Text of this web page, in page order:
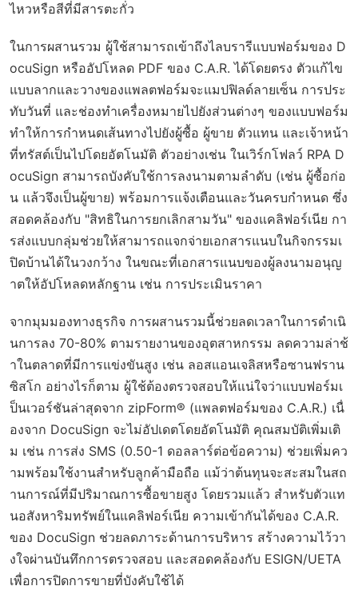
ไหวหรือสีที่มีสารตะกั่ว
ในการผสานรวม ผู้ใช้สามารถเข้าถึงไลบรารีแบบฟอร์มของ D
ocuSign หรืออัปโหลด PDF ของ C.A.R. ได้โดยตรง ตัวแก้ไข
แบบลากและวางของแพลตฟอร์มจะแมปฟิลด์ลายเซ็น การประ
ทับวันที่ และช่องทำเครื่องหมายไปยังส่วนต่างๆ ของแบบฟอร์ม
ทำให้การกำหนดเส้นทางไปยังผู้ซื้อ ผู้ขาย ตัวแทน และเจ้าหน้า
ที่ทรัสต์เป็นไปโดยอัตโนมัติ ตัวอย่างเช่น ในเวิร์กโฟลว์ RPA D
ocuSign สามารถบังคับใช้การลงนามตามลำดับ (เช่น ผู้ซื้อก่อ
น แล้วจึงเป็นผู้ขาย) พร้อมการแจ้งเตือนและวันครบกำหนด ซึ่ง
สอดคล้องกับ "สิทธิในการยกเลิกสามวัน" ของแคลิฟอร์เนีย กา
รส่งแบบกลุ่มช่วยให้สามารถแจกจ่ายเอกสารแนบในกิจกรรมเ
ปิดบ้านได้ในวงกว้าง ในขณะที่เอกสารแนบของผู้ลงนามอนุญ
าตให้อัปโหลดหลักฐาน เช่น การประเมินราคา
จากมุมมองทางธุรกิจ การผสานรวมนี้ช่วยลดเวลาในการดำเนิ
นการลง 70-80% ตามรายงานของอุตสาหกรรม ลดความล่าช้
าในตลาดที่มีการแข่งขันสูง เช่น ลอสแอนเจลิสหรือซานฟราน
ซิสโก อย่างไรก็ตาม ผู้ใช้ต้องตรวจสอบให้แน่ใจว่าแบบฟอร์มเ
ป็นเวอร์ชันล่าสุดจาก zipForm® (แพลตฟอร์มของ C.A.R.) เนื่
องจาก DocuSign จะไม่อัปเดตโดยอัตโนมัติ คุณสมบัติเพิ่มเติ
ม เช่น การส่ง SMS (0.50-1 ดอลลาร์ต่อข้อความ) ช่วยเพิ่มคว
ามพร้อมใช้งานสำหรับลูกค้ามือถือ แม้ว่าต้นทุนจะสะสมในสถ
านการณ์ที่มีปริมาณการซื้อขายสูง โดยรวมแล้ว สำหรับตัวแท
นอสังหาริมทรัพย์ในแคลิฟอร์เนีย ความเข้ากันได้ของ C.A.R.
ของ DocuSign ช่วยลดภาระด้านการบริหาร สร้างความไว้วา
งใจผ่านบันทึกการตรวจสอบ และสอดคล้องกับ ESIGN/UETA
เพื่อการปิดการขายที่บังคับใช้ได้